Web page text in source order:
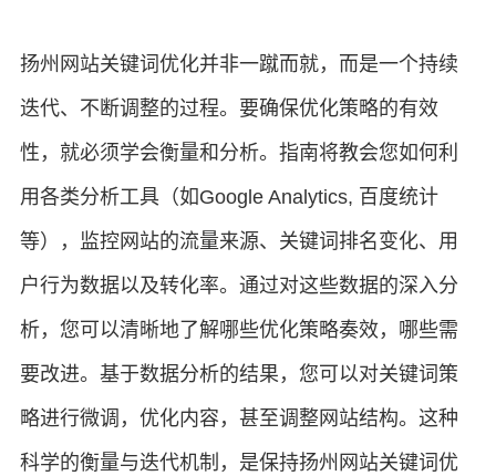
扬州网站关键词优化并非一蹴而就，而是一个持续
迭代、不断调整的过程。要确保优化策略的有效
性，就必须学会衡量和分析。指南将教会您如何利
用各类分析工具（如Google Analytics, 百度统计
等），监控网站的流量来源、关键词排名变化、用
户行为数据以及转化率。通过对这些数据的深入分
析，您可以清晰地了解哪些优化策略奏效，哪些需
要改进。基于数据分析的结果，您可以对关键词策
略进行微调，优化内容，甚至调整网站结构。这种
科学的衡量与迭代机制，是保持扬州网站关键词优